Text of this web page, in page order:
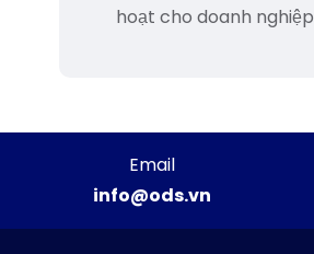
hoạt cho doanh nghiệp
Email
info@ods.vn